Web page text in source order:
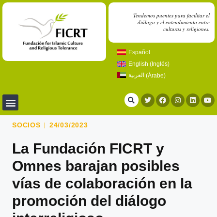
Tendemos puentes para facilitar el
diálogo y el entendimiento entre
culturas y religiones.
Español
English (Inglés)
العربية (Árabe)
SOCIOS 24/03/2023
La Fundación FICRT y
Omnes barajan posibles
vías de colaboración en la
promoción del diálogo